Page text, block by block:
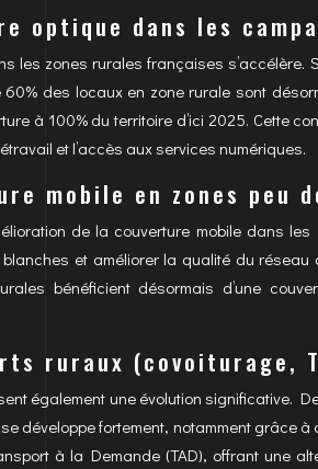
optique dans les
les zones rurales françaises s’accélère.
des locaux en zone rurale sont
à 100% du territoire d’ici 2025.
et l’accès aux services numériques.
mobile en zones peu
de la couverture mobile dans
et améliorer la qualité du
bénéficient désormais d’une
ruraux (covoiturage,
également une évolution significative.
développe fortement, notamment grâce
à la Demande (TAD), offrant une